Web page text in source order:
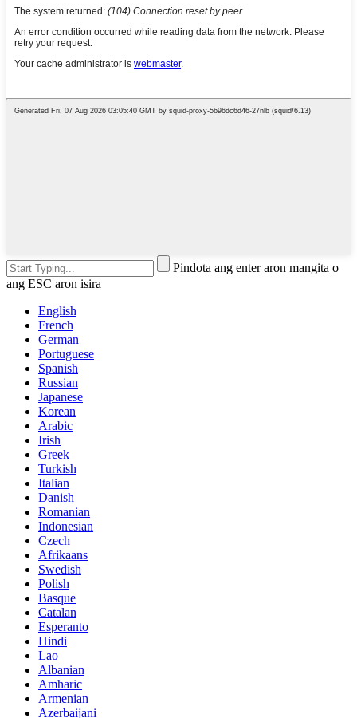
Pindota ang enter aron mangita o
ang ESC aron isira
English
French
German
Portuguese
Spanish
Russian
Japanese
Korean
Arabic
Irish
Greek
Turkish
Italian
Danish
Romanian
Indonesian
Czech
Afrikaans
Swedish
Polish
Basque
Catalan
Esperanto
Hindi
Lao
Albanian
Amharic
Armenian
Azerbaijani